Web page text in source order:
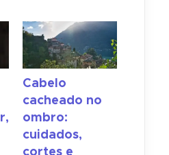
Cabelo
cacheado no
ombro:
cuidados,
cortes e